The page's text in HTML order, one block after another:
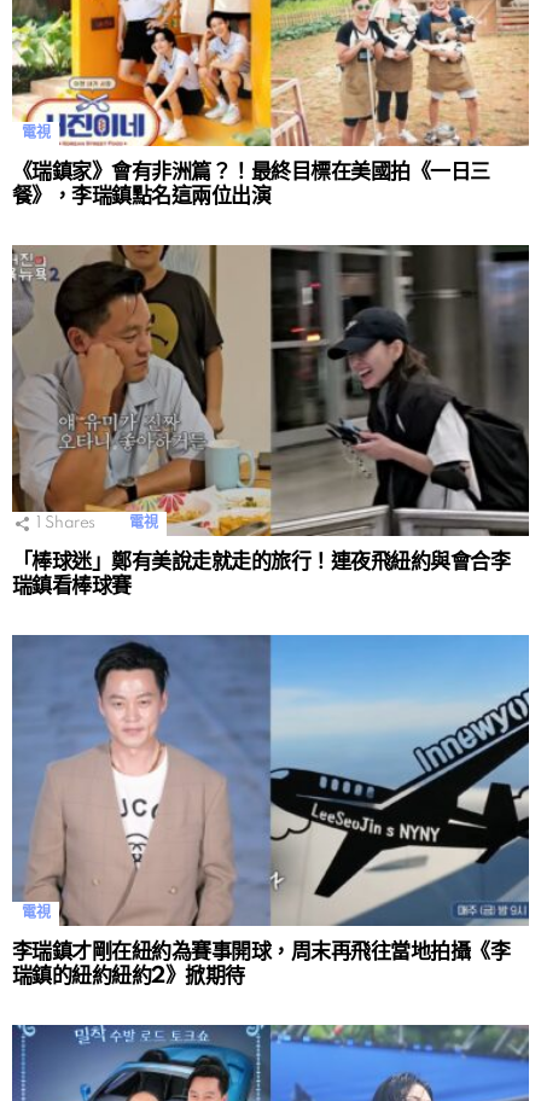
電視
《瑞鎮家》會有非洲篇？！最終目標在美國拍《一日三
餐》，李瑞鎮點名這兩位出演
Shares 電視
「棒球迷」鄭有美說走就走的旅行！連夜飛紐約與會合李
瑞鎮看棒球賽
電視
李瑞鎮才剛在紐約為賽事開球，周末再飛往當地拍攝《李
瑞鎮的紐約紐約2》掀期待